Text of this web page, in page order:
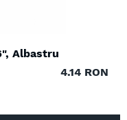
Albastru
4.14 RON